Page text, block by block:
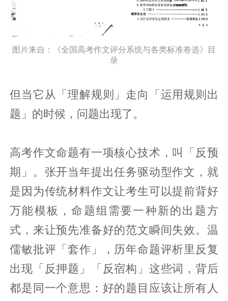
图片来自：《全国高考作文评分系统与各类标准卷选》目
录
但当它从「理解规则」走向「运用规则出
题」的时候，问题出现了。
高考作文命题有一项核心技术，叫「反预
期」。张开当年提出任务驱动型作文，就
是因为传统材料作文让考生可以提前背好
万能模板，命题组需要一种新的出题方
式，来让预先准备好的范文瞬间失效。温
儒敏批评「套作」，历年命题评析里反复
出现「反押题」「反宿构」这些词，背后
都是同一个意思：好的题目应该让所有人